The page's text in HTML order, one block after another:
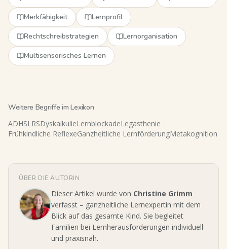
Merkfähigkeit
Lernprofil
Rechtschreibstrategien
Lernorganisation
Multisensorisches Lernen
Weitere Begriffe im Lexikon
ADHSLRSDyskalkulieLernblockadeLegasthenie
Frühkindliche ReflexeGanzheitliche LernförderungMetakognition
ÜBER DIE AUTORIN
Dieser Artikel wurde von Christine Grimm
verfasst – ganzheitliche Lernexpertin mit dem
Blick auf das gesamte Kind. Sie begleitet
Familien bei Lernherausforderungen individuell
und praxisnah.